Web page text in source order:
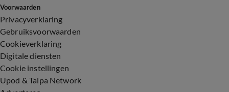
Voorwaarden
Privacyverklaring
Gebruiksvoorwaarden
Cookieverklaring
Digitale diensten
Cookie instellingen
Upod & Talpa Network